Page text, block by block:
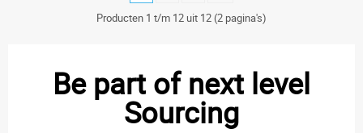
Producten 1 t/m 12 uit 12 (2 pagina's)
Be part of next level
Sourcing